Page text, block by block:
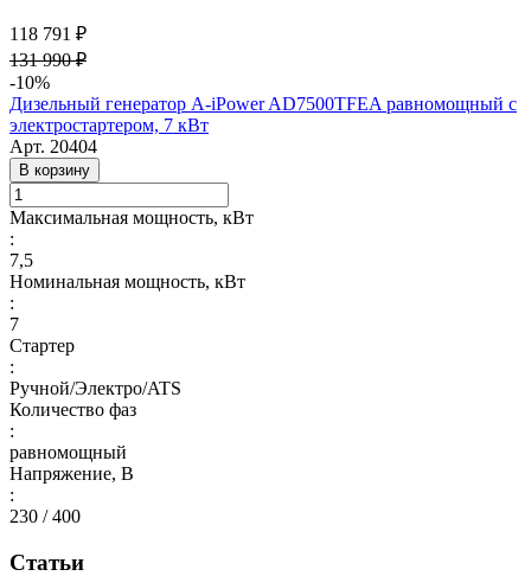
118 791 ₽
131 990 ₽
-10%
Дизельный генератор A-iPower AD7500TFEA равномощный с
электростартером, 7 кВт
Арт. 20404
В корзину
Максимальная мощность, кВт
:
7,5
Номинальная мощность, кВт
:
7
Стартер
:
Ручной/Электро/ATS
Количество фаз
:
равномощный
Напряжение, В
:
230 / 400
Статьи